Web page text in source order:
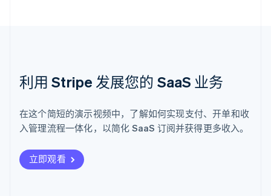
利用 Stripe 发展您的 SaaS 业务
在这个简短的演示视频中，了解如何实现支付、开单和收
入管理流程一体化，以简化 SaaS 订阅并获得更多收入。
立即观看